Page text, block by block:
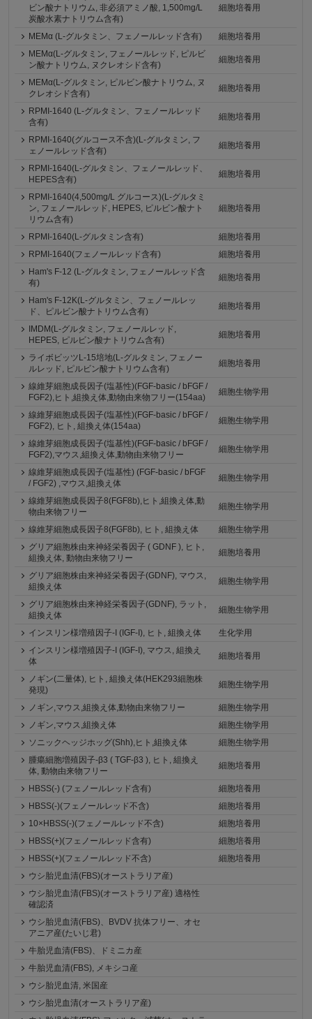
ビン酸ナトリウム, 非必須アミノ酸, 1,500mg/L
炭酸水素ナトリウム含有)
細胞培養用
MEMα (L-グルタミン、フェノールレッド含有)
細胞培養用
MEMα(L-グルタミン, フェノールレッド, ピルビ
ン酸ナトリウム, ヌクレオシド含有)
細胞培養用
MEMα(L-グルタミン, ピルビン酸ナトリウム, ヌ
クレオシド含有)
細胞培養用
RPMI-1640 (L-グルタミン、フェノールレッド
含有)
細胞培養用
RPMI-1640(グルコース不含)(L-グルタミン, フ
ェノールレッド含有)
細胞培養用
RPMI-1640(L-グルタミン、フェノールレッド、
HEPES含有)
細胞培養用
RPMI-1640(4,500mg/L グルコース)(L-グルタミ
ン, フェノールレッド, HEPES, ピルビン酸ナト
リウム含有)
細胞培養用
RPMI-1640(L-グルタミン含有)
細胞培養用
RPMI-1640(フェノールレッド含有)
細胞培養用
Ham's F-12 (L-グルタミン, フェノールレッド含
有)
細胞培養用
Ham's F-12K(L-グルタミン、フェノールレッ
ド、ピルビン酸ナトリウム含有)
細胞培養用
IMDM(L-グルタミン, フェノールレッド,
HEPES, ピルビン酸ナトリウム含有)
細胞培養用
ライボビッツL-15培地(L-グルタミン, フェノー
ルレッド, ピルビン酸ナトリウム含有)
細胞培養用
線維芽細胞成長因子(塩基性)(FGF-basic / bFGF /
FGF2),ヒト,組換え体,動物由来物フリー(154aa)
細胞生物学用
線維芽細胞成長因子(塩基性)(FGF-basic / bFGF /
FGF2), ヒト, 組換え体(154aa)
細胞生物学用
線維芽細胞成長因子(塩基性)(FGF-basic / bFGF /
FGF2),マウス,組換え体,動物由来物フリー
細胞生物学用
線維芽細胞成長因子(塩基性) (FGF-basic / bFGF
/ FGF2) ,マウス,組換え体
細胞生物学用
線維芽細胞成長因子8(FGF8b),ヒト,組換え体,動
物由来物フリー
細胞生物学用
線維芽細胞成長因子8(FGF8b), ヒト, 組換え体
細胞生物学用
グリア細胞株由来神経栄養因子 ( GDNF ), ヒト,
組換え体, 動物由来物フリー
細胞培養用
グリア細胞株由来神経栄養因子(GDNF), マウス,
組換え体
細胞生物学用
グリア細胞株由来神経栄養因子(GDNF), ラット,
組換え体
細胞生物学用
インスリン様増殖因子-I (IGF-I), ヒト, 組換え体
生化学用
インスリン様増殖因子-I (IGF-I), マウス, 組換え
体
細胞培養用
ノギン(二量体), ヒト, 組換え体(HEK293細胞株
発現)
細胞生物学用
ノギン,マウス,組換え体,動物由来物フリー
細胞生物学用
ノギン,マウス,組換え体
細胞生物学用
ソニックヘッジホッグ(Shh),ヒト,組換え体
細胞生物学用
腫瘍細胞増殖因子-β3 ( TGF-β3 ), ヒト, 組換え
体, 動物由来物フリー
細胞培養用
HBSS(-) (フェノールレッド含有)
細胞培養用
HBSS(-)(フェノールレッド不含)
細胞培養用
10×HBSS(-)(フェノールレッド不含)
細胞培養用
HBSS(+)(フェノールレッド含有)
細胞培養用
HBSS(+)(フェノールレッド不含)
細胞培養用
ウシ胎児血清(FBS)(オーストラリア産)
ウシ胎児血清(FBS)(オーストラリア産) 適格性
確認済
ウシ胎児血清(FBS)、BVDV 抗体フリー、オセ
アニア産(たいじ君)
牛胎児血清(FBS)、ドミニカ産
牛胎児血清(FBS), メキシコ産
ウシ胎児血清, 米国産
ウシ胎児血清(オーストラリア産)